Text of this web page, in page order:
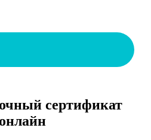
сертификат